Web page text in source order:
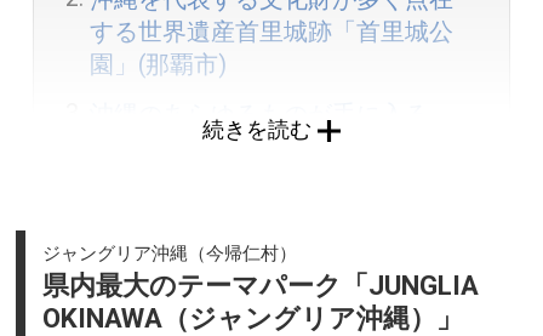
する世界遺産首里城跡「首里城公
園」(那覇市)
沖縄のあらゆるものが手に入る
「那覇市国際通り商店街」(那覇
がれる祈りの聖地「波上宮」(那覇
市)
続きを読む
ジャングリア沖縄（今帰仁村）
県内最大のテーマパーク「JUNGLIA
OKINAWA（ジャングリア沖縄）」